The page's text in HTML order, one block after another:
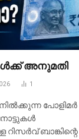
അനുമതി
1
പോളിമർ
ബാങ്കിന്റെ